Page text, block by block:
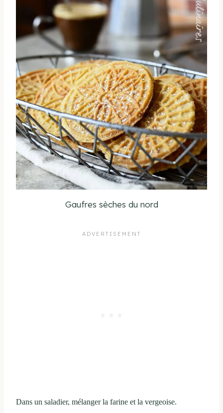
Gaufres sèches du nord
Dans un saladier, mélanger la farine et la vergeoise.